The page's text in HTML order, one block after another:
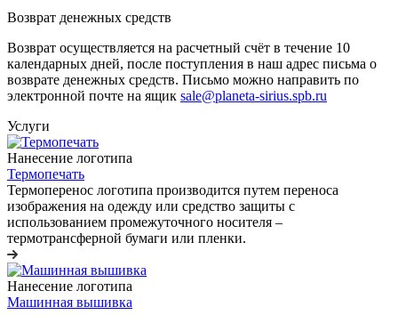
Возврат денежных средств
Возврат осуществляется на расчетный счёт в течение 10
календарных дней, после поступления в наш адрес письма о
возврате денежных средств. Письмо можно направить по
электронной почте на ящик sale@planeta-sirius.spb.ru
Услуги
Нанесение логотипа
Термопечать
Термоперенос логотипа производится путем переноса
изображения на одежду или средство защиты с
использованием промежуточного носителя –
термотрансферной бумаги или пленки.
Нанесение логотипа
Машинная вышивка